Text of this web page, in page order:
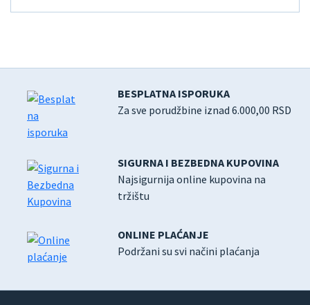
BESPLATNA ISPORUKA
Za sve porudžbine iznad 6.000,00 RSD
SIGURNA I BEZBEDNA KUPOVINA
Najsigurnija online kupovina na
tržištu
ONLINE PLAĆANJE
Podržani su svi načini plaćanja